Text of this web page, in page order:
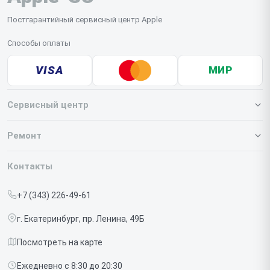
забудьте отключить пароль и сохранить личные
данные.
Постгарантийный сервисный центр Apple
Способы оплаты
VISA МИР
Сервисный центр
О нашем сервисе
Срочный ремонт
Доставка и способы оплаты
Диагностика
Ремонт
Iphone
Контакты
+7 (343) 226-49-61
г. Екатеринбург, пр. Ленина, 49Б
Посмотреть на карте
Ежедневно с 8:30 до 20:30